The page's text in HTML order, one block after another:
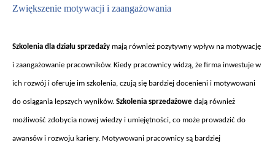
Zwiększenie motywacji i zaangażowania
Szkolenia dla działu sprzedaży mają również pozytywny wpływ na motywację
i zaangażowanie pracowników. Kiedy pracownicy widzą, że firma inwestuje w
ich rozwój i oferuje im szkolenia, czują się bardziej docenieni i motywowani
do osiągania lepszych wyników. Szkolenia sprzedażowe dają również
możliwość zdobycia nowej wiedzy i umiejętności, co może prowadzić do
awansów i rozwoju kariery. Motywowani pracownicy są bardziej